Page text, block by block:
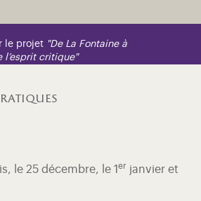
le projet "De La Fontaine à
l’esprit critique"
le 25 décembre, le 1 er janvier et